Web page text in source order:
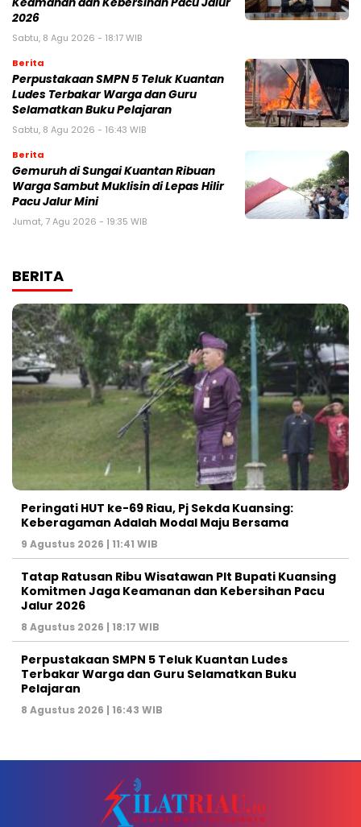
2026
Sabtu, 8 Agu 2026 - 18:17 WIB
Berita
Perpustakaan SMPN 5 Teluk Kuantan
Ludes Terbakar Warga dan Guru
Selamatkan Buku Pelajaran
Sabtu, 8 Agu 2026 - 16:43 WIB
Berita
Gemuruh di Sungai Kuantan Ribuan
Warga Sambut Muklisin di Lepas Hilir
Pacu Jalur Mini
Jumat, 7 Agu 2026 - 19:35 WIB
BERITA
Peringati HUT ke-69 Riau, Pj Sekda Kuansing:
Keberagaman Adalah Modal Maju Bersama
9 Agustus 2026 | 11:41 WIB
Tatap Ratusan Ribu Wisatawan Plt Bupati Kuansing
Komitmen Jaga Keamanan dan Kebersihan Pacu
Jalur 2026
8 Agustus 2026 | 18:17 WIB
Perpustakaan SMPN 5 Teluk Kuantan Ludes
Terbakar Warga dan Guru Selamatkan Buku
Pelajaran
8 Agustus 2026 | 16:43 WIB